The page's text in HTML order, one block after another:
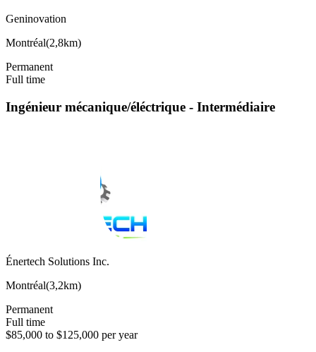
Geninovation
Montréal(2,8km)
Permanent
Full time
Ingénieur mécanique/éléctrique - Intermédiaire
Énertech Solutions Inc.
Montréal(3,2km)
Permanent
Full time
$85,000 to $125,000 per year